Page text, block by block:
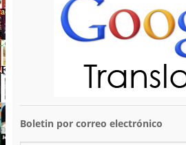
Boletin por correo electrónico